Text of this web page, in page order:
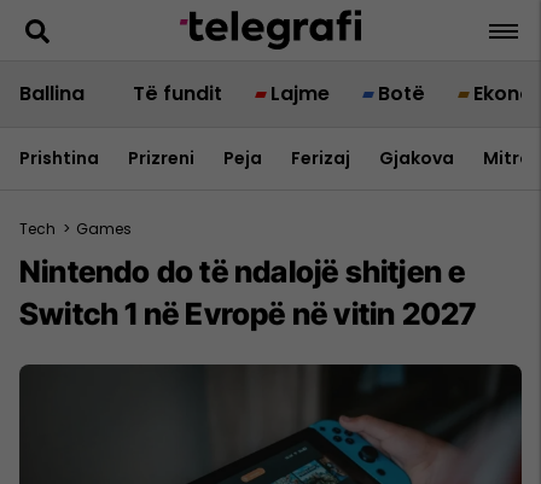
Ballina Të fundit Lajme Botë
Prishtina Prizreni Peja Ferizaj Gjakova
Tech > Games
Nintendo do të ndalojë shitjen e
Switch 1 në Evropë në vitin 2027